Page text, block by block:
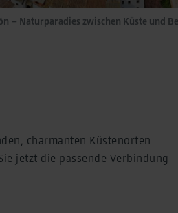
– Naturparadies zwischen Küste und
charmanten Küstenorten
jetzt die passende Verbindung